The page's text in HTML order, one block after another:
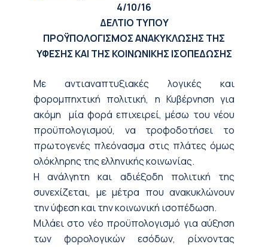
4/10/16
ΔΕΛΤΙΟ ΤΥΠΟΥ
ΠΡΟΫΠΟΛΟΓΙΣΜΟΣ ΑΝΑΚΥΚΛΩΣΗΣ ΤΗΣ
ΥΦΕΣΗΣ ΚΑΙ ΤΗΣ ΚΟΙΝΩΝΙΚΗΣ ΙΣΟΠΕΔΩΣΗΣ
Με αντιαναπτυξιακές λογικές και
φορομπηχτική πολιτική, η Κυβέρνηση για
ακόμη μία φορά επιχειρεί, μέσω του νέου
προϋπολογισμού, να τροφοδοτήσει το
πρωτογενές πλεόνασμα στις πλάτες όμως
ολόκληρης της ελληνικής κοινωνίας.
Η ανάλγητη και αδιέξοδη πολιτική της
συνεχίζεται, με μέτρα που ανακυκλώνουν
την ύφεση και την κοινωνική ισοπέδωση.
Μιλάει στο νέο προϋπολογισμό για αύξηση
των φορολογικών εσόδων, ρίχνοντας